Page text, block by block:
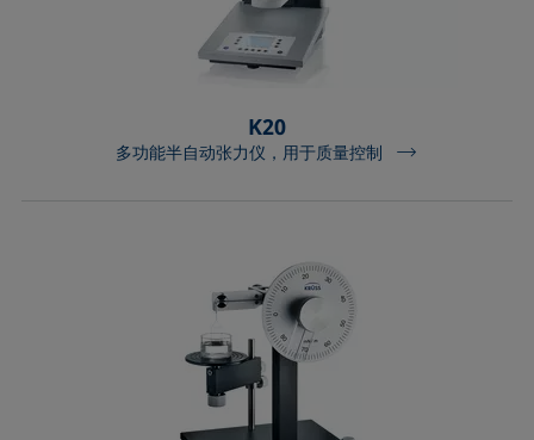
K20
多功能半自动张力仪，用于质量控制